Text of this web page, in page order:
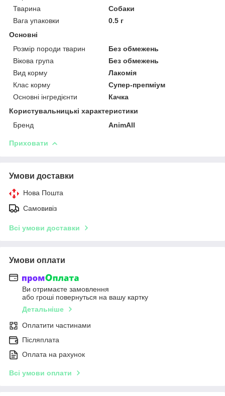
Тварина
Собаки
Вага упаковки
0.5 г
Основні
Розмір породи тварин
Без обмежень
Вікова група
Без обмежень
Вид корму
Лакомія
Клас корму
Супер-препміум
Основні інгредієнти
Качка
Користувальницькі характеристики
Бренд
AnimAll
Приховати
Умови доставки
Нова Пошта
Самовивіз
Всі умови доставки
Умови оплати
Ви отримаєте замовлення
або гроші повернуться на вашу картку
Детальніше
Оплатити частинами
Післяплата
Оплата на рахунок
Всі умови оплати